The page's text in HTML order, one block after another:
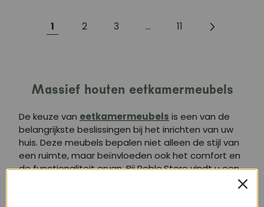
1 2 3 ... 11
Massief houten eetkamermeubels
De keuze van eetkamermeubels is een van de
belangrijkste beslissingen bij het inrichten van uw
huis. Deze meubels bepalen niet alleen de stijl van
een ruimte, maar beïnvloeden ook het comfort en
de functionaliteit ervan. Bij Roble.Store vindt u een